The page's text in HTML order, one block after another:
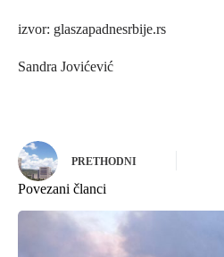
izvor: glaszapadnesrbije.rs
Sandra Jovićević
PRETHODNI
Povezani članci